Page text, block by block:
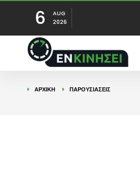
6
AUG
2026
ΑΡΧΙΚΉ ΠΑΡΟΥΣΙΑΣΕΙΣ